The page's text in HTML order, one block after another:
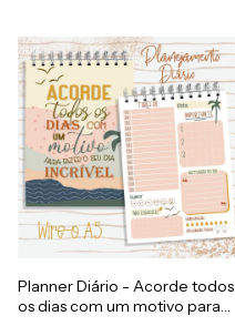
Planner Diário - Acorde todos
os dias com um motivo para